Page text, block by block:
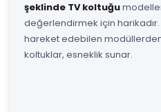
şeklinde TV koltuğu
değerlendirmek için harikadır.
hareket edebilen
koltuklar, esneklik sunar.